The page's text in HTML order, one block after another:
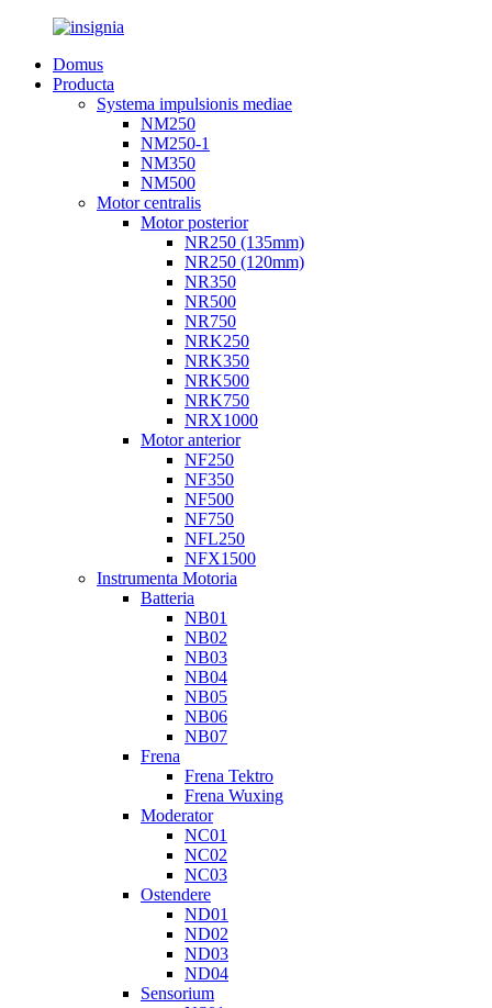
Domus
Producta
Systema impulsionis mediae
NM250
NM250-1
NM350
NM500
Motor centralis
Motor posterior
NR250 (135mm)
NR250 (120mm)
NR350
NR500
NR750
NRK250
NRK350
NRK500
NRK750
NRX1000
Motor anterior
NF250
NF350
NF500
NF750
NFL250
NFX1500
Instrumenta Motoria
Batteria
NB01
NB02
NB03
NB04
NB05
NB06
NB07
Frena
Frena Tektro
Frena Wuxing
Moderator
NC01
NC02
NC03
Ostendere
ND01
ND02
ND03
ND04
Sensorium